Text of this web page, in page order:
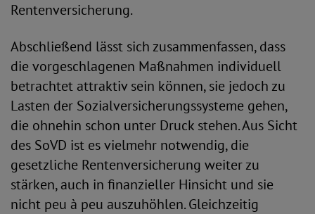
Rentenversicherung.
Abschließend lässt sich zusammenfassen, dass
die vorgeschlagenen Maßnahmen individuell
betrachtet attraktiv sein können, sie jedoch zu
Lasten der Sozialversicherungssysteme gehen,
die ohnehin schon unter Druck stehen. Aus Sicht
des SoVD ist es vielmehr notwendig, die
gesetzliche Rentenversicherung weiter zu
stärken, auch in finanzieller Hinsicht und sie
nicht peu à peu auszuhöhlen. Gleichzeitig